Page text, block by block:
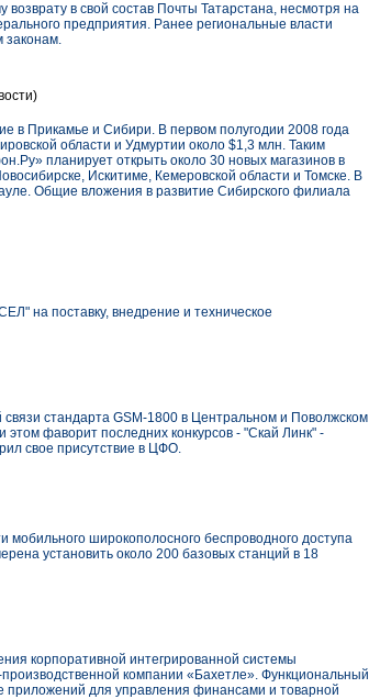
в свой состав Почты Татарстана, несмотря на
предприятия. Ранее региональные власти
законам.
в Прикамье и Сибири. В первом полугодии 2008 года
области и Удмуртии около $1,3 млн. Таким
планирует открыть около 30 новых магазинов в
Искитиме, Кемеровской области и Томске. В
Общие вложения в развитие Сибирского филиала
на поставку, внедрение и техническое
связи стандарта GSM-1800 в Центральном и Поволжском
фаворит последних конкурсов - "Скай Линк" -
свое присутствие в ЦФО.
широкополосного беспроводного доступа
установить около 200 базовых станций в 18
корпоративной интегрированной системы
компании «Бахетле». Функциональный
приложений для управления финансами и товарной